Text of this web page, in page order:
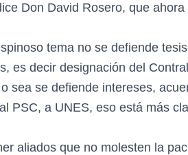
Don David Rosero, que
tema no se defiende
es decir designación del
sea se defiende intereses,
PSC, a UNES, eso está más
aliados que no molesten la